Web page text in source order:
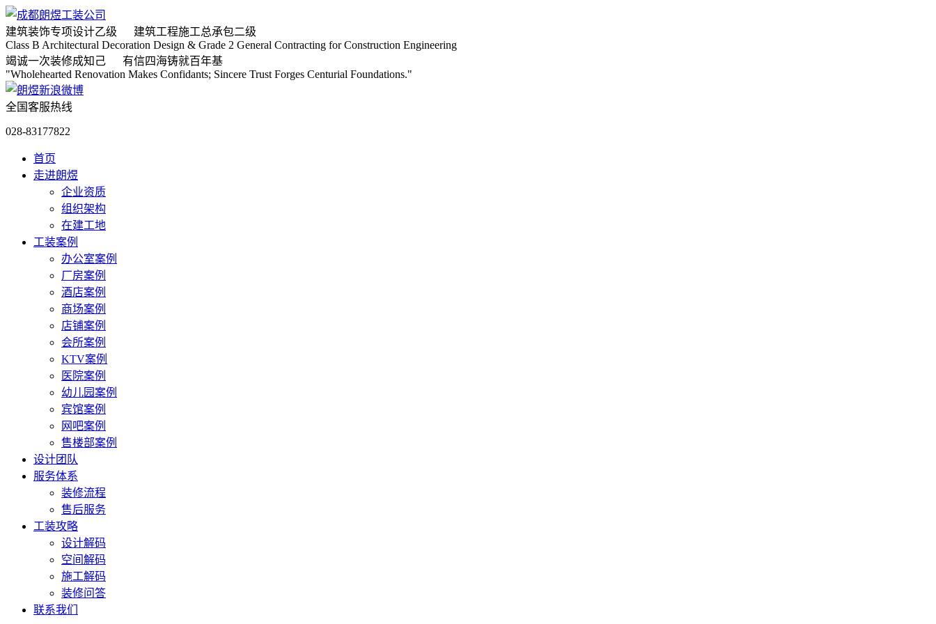
建筑装饰专项设计乙级 建筑工程施工总承包二级
Class B Architectural Decoration Design & Grade 2 General Contracting for Construction Engineering
竭诚一次装修成知己 有信四海铸就百年基
"Wholehearted Renovation Makes Confidants; Sincere Trust Forges Centurial Foundations."
全国客服热线
028-83177822
首页
走进朗煜
企业资质
组织架构
在建工地
工装案例
办公室案例
厂房案例
酒店案例
商场案例
店铺案例
会所案例
KTV案例
医院案例
幼儿园案例
宾馆案例
网吧案例
售楼部案例
设计团队
服务体系
装修流程
售后服务
工装攻略
设计解码
空间解码
施工解码
装修问答
联系我们